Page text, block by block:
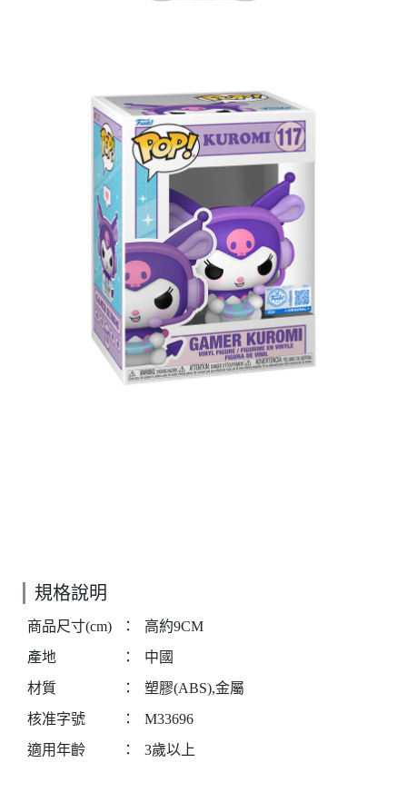
規格說明
商品尺寸(cm) ：
高約9CM
產地
：
中國
材質
：
塑膠(ABS),金屬
核准字號
：
M33696
適用年齡
： 3歲以上